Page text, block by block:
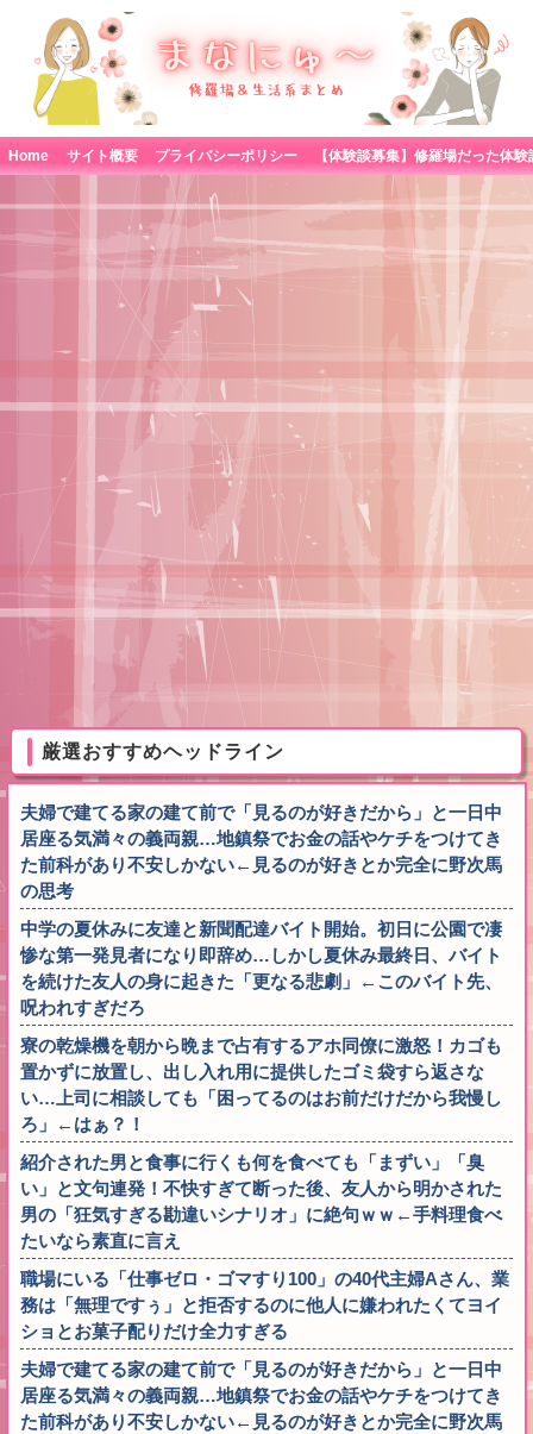
Home サイト概要 プライバシーポリシー
厳選おすすめヘッドライン
夫婦で建てる家の建て前で「見るのが好きだから」と一日中
居座る気満々の義両親…地鎮祭でお金の話やケチをつけてき
た前科があり不安しかない←見るのが好きとか完全に野次馬
の思考
中学の夏休みに友達と新聞配達バイト開始。初日に公園で凄
惨な第一発見者になり即辞め…しかし夏休み最終日、バイト
を続けた友人の身に起きた「更なる悲劇」←このバイト先、
呪われすぎだろ
寮の乾燥機を朝から晩まで占有するアホ同僚に激怒！カゴも
置かずに放置し、出し入れ用に提供したゴミ袋すら返さな
い…上司に相談しても「困ってるのはお前だけだから我慢し
ろ」←はぁ？！
紹介された男と食事に行くも何を食べても「まずい」「臭
い」と文句連発！不快すぎて断った後、友人から明かされた
男の「狂気すぎる勘違いシナリオ」に絶句ｗｗ←手料理食べ
たいなら素直に言え
職場にいる「仕事ゼロ・ゴマすり100」の40代主婦Aさん、業
務は「無理ですぅ」と拒否するのに他人に嫌われたくてヨイ
ショとお菓子配りだけ全力すぎる
夫婦で建てる家の建て前で「見るのが好きだから」と一日中
居座る気満々の義両親…地鎮祭でお金の話やケチをつけてき
た前科があり不安しかない←見るのが好きとか完全に野次馬